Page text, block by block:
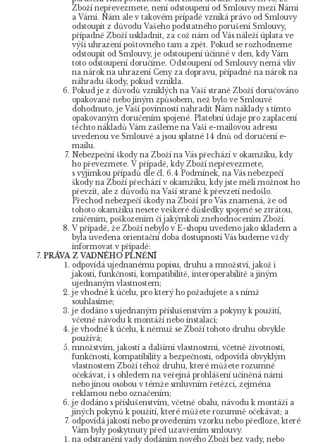
Zboží nepřevezmete, není odstoupení od Smlouvy mezi Námi
a Vámi. Nám ale v takovém případě vzniká právo od Smlouvy
odstoupit z důvodu Vašeho podstatného porušení Smlouvy,
případně Zboží uskladnit, za což nám od Vás náleží úplata ve
výši uhrazení poštovného tam a zpět. Pokud se rozhodneme
odstoupit od Smlouvy, je odstoupení účinné v den, kdy Vám
toto odstoupení doručíme. Odstoupení od Smlouvy nemá vliv
na nárok na uhrazení Ceny za dopravu, případně na nárok na
náhradu škody, pokud vznikla.
Pokud je z důvodů vzniklých na Vaší straně Zboží doručováno
opakovaně nebo jiným způsobem, než bylo ve Smlouvě
dohodnuto, je Vaší povinností nahradit Nám náklady s tímto
opakovaným doručením spojené. Platební údaje pro zaplacení
těchto nákladů Vám zašleme na Vaši e-mailovou adresu
uvedenou ve Smlouvě a jsou splatné 14 dnů od doručení e-
mailu.
Nebezpeční škody na Zboží na Vás přechází v okamžiku, kdy
ho převezmete. V případě, kdy Zboží nepřevezmete,
s výjimkou případů dle čl. 6.4 Podmínek, na Vás nebezpečí
škody na Zboží přechází v okamžiku, kdy jste měli možnost ho
převzít, ale z důvodů na Vaší straně k převzetí nedošlo.
Přechod nebezpečí škody na Zboží pro Vás znamená, že od
tohoto okamžiku nesete veškeré důsledky spojené se ztrátou,
zničením, poškozením či jakýmkoli znehodnocením Zboží.
V případě, že Zboží nebylo v E-shopu uvedeno jako skladem a
byla uvedena orientační doba dostupnosti Vás budeme vždy
informovat v případě:
PRÁVA Z VADNÉHO PLNĚNÍ
odpovídá ujednanému popisu, druhu a množství, jakož i
jakosti, funkčnosti, kompatibilitě, interoperabilitě a jiným
ujednaným vlastnostem;
je vhodné k účelu, pro který ho požadujete a s nímž
souhlasíme;
je dodáno s ujednaným příslušenstvím a pokyny k použití,
včetně návodu k montáži nebo instalaci;
je vhodné k účelu, k němuž se Zboží tohoto druhu obvykle
používá;
množstvím, jakostí a dalšími vlastnostmi, včetně životnosti,
funkčnosti, kompatibility a bezpečnosti, odpovídá obvyklým
vlastnostem Zboží téhož druhu, které můžete rozumně
očekávat, i s ohledem na veřejná prohlášení učiněná námi
nebo jinou osobou v témže smluvním řetězci, zejména
reklamou nebo označením;
je dodáno s příslušenstvím, včetně obalu, návodu k montáži a
jiných pokynů k použití, které můžete rozumně očekávat; a
odpovídá jakostí nebo provedením vzorku nebo předloze, které
Vám byly poskytnuty před uzavřením smlouvy.
na odstranění vady dodáním nového Zboží bez vady, nebo